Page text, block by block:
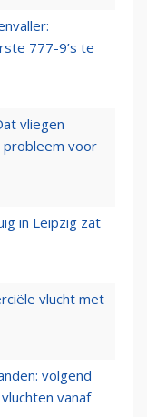
777-9’s te
vliegen
voor
in Leipzig zat
vlucht met
volgend
vanaf